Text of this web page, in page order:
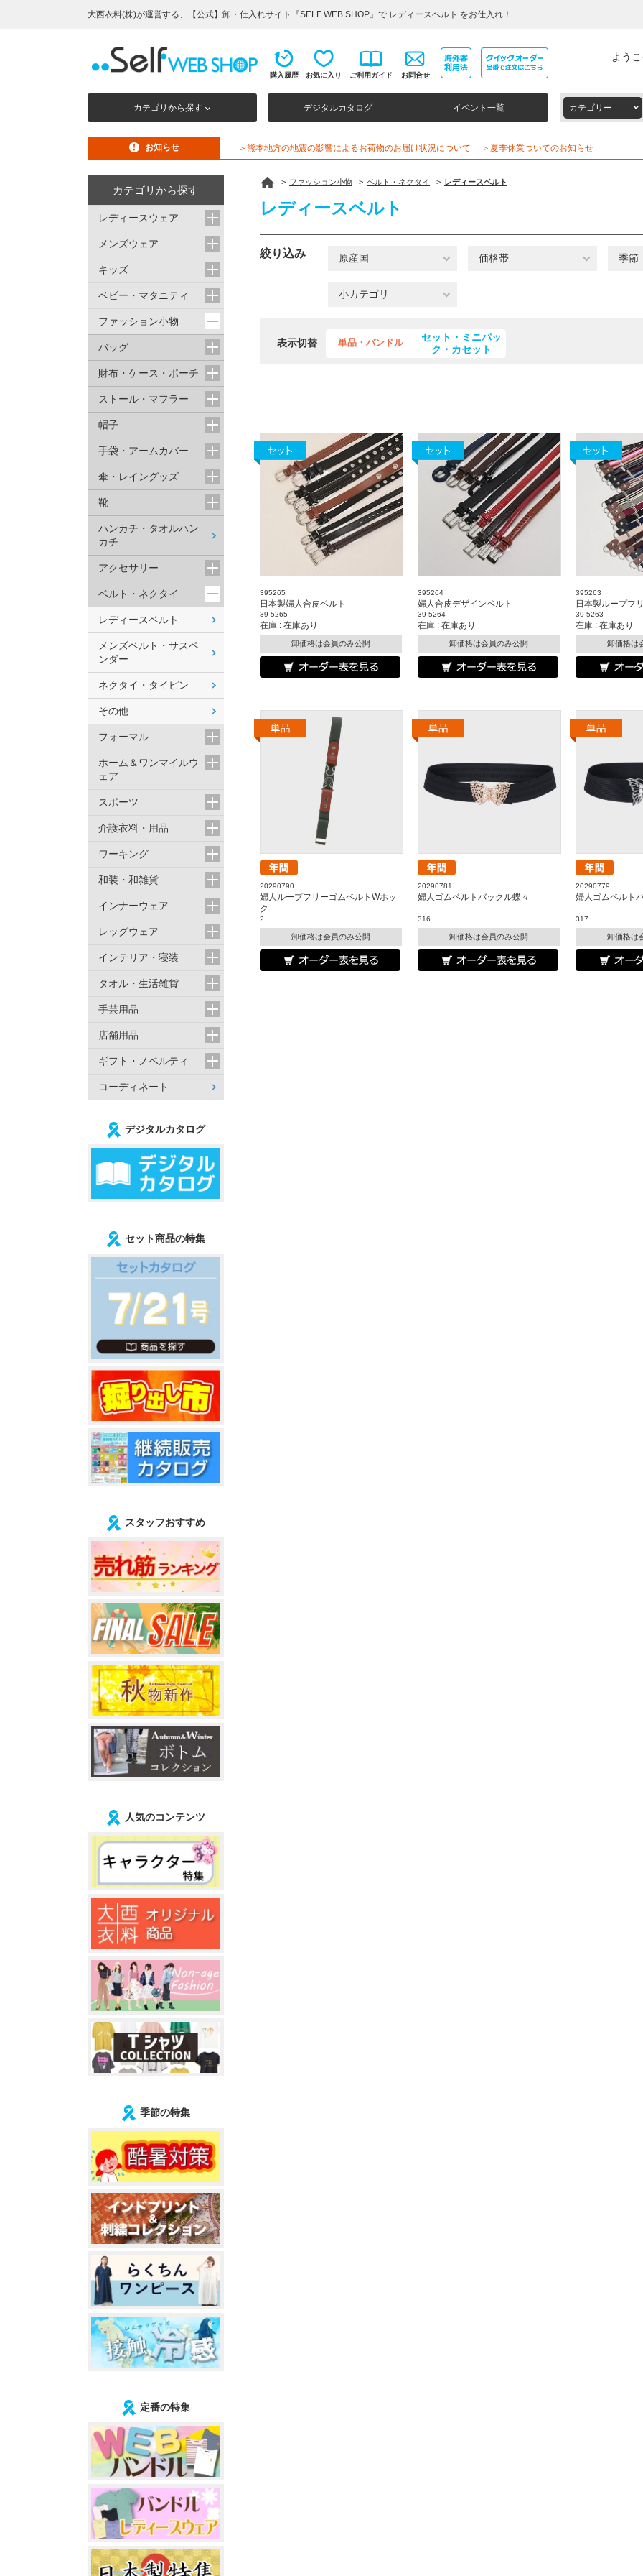
大西衣料(株)が運営する、【公式】卸・仕入れサイト『SELF WEB SHOP』で レディースベルト をお仕入れ！
購入履歴 お気に入り ご利用ガイド お問合せ
ようこ
カテゴリから探す デジタルカタログ イベント一覧 カテゴリー
お知らせ ＞熊本地方の地震の影響によるお荷物のお届け状況について ＞夏季休業ついてのお知らせ
> ファッション小物 > ベルト・ネクタイ > レディースベルト
レディースベルト
絞り込み 原産国 価格帯 季節
小カテゴリ
表示切替 単品・バンドル
セット・ミニパッ
ク・カセット
395265
日本製婦人合皮ベルト
39-5265
在庫 : 在庫あり
卸価格は会員のみ公開
395264
婦人合皮デザインベルト
39-5264
在庫 : 在庫あり
卸価格は会員のみ公開
395263
日本製ループフ
39-5263
在庫 : 在庫あり
卸価格は
20290790
婦人ループフリーゴムベルトWホッ
ク
2
卸価格は会員のみ公開
20290781
婦人ゴムベルトバックル蝶々
316
卸価格は会員のみ公開
20290779
婦人ゴムベルト
317
卸価格は
カテゴリから探す
レディースウェア
メンズウェア
キッズ
ベビー・マタニティ
ファッション小物
バッグ
財布・ケース・ポーチ
ストール・マフラー
帽子
手袋・アームカバー
傘・レイングッズ
靴
ハンカチ・タオルハン
カチ
アクセサリー
ベルト・ネクタイ
レディースベルト
メンズベルト・サスペ
ンダー
ネクタイ・タイピン
その他
フォーマル
ホーム＆ワンマイルウ
ェア
スポーツ
介護衣料・用品
ワーキング
和装・和雑貨
インナーウェア
レッグウェア
インテリア・寝装
タオル・生活雑貨
手芸用品
店舗用品
ギフト・ノベルティ
コーディネート
デジタルカタログ
セット商品の特集
スタッフおすすめ
人気のコンテンツ
季節の特集
定番の特集